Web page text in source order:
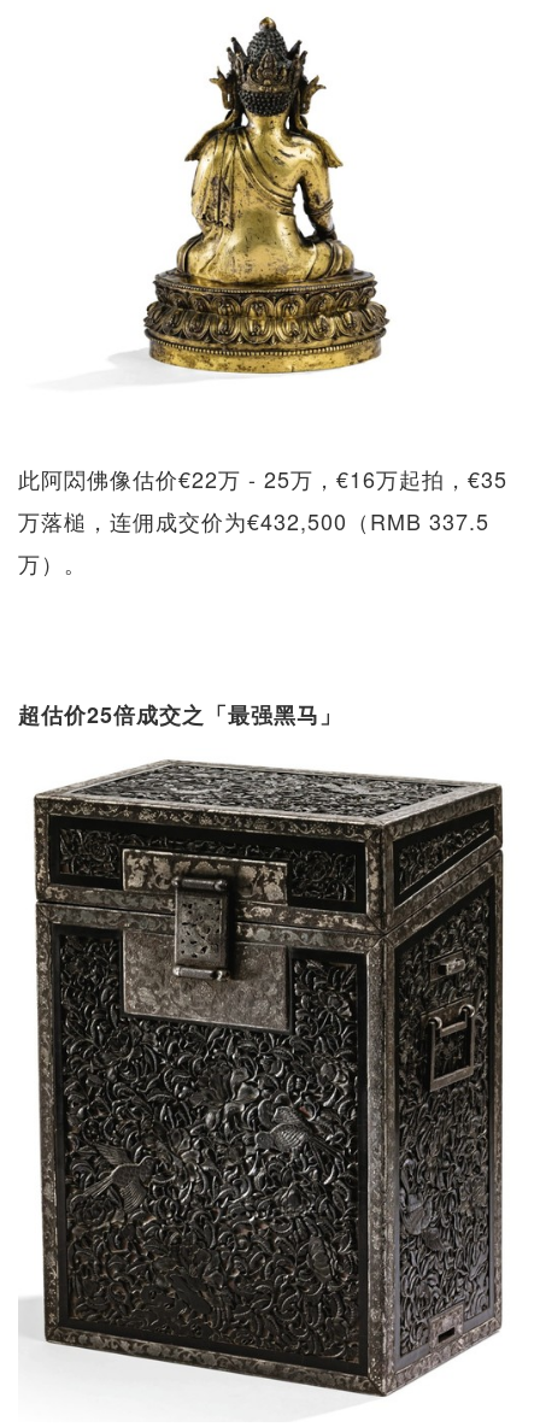
此阿閦佛像估价€22万 - 25万，€16万起拍，€35
万落槌，连佣成交价为€432,500（RMB 337.5
万）。
超估价25倍成交之「最强黑马」